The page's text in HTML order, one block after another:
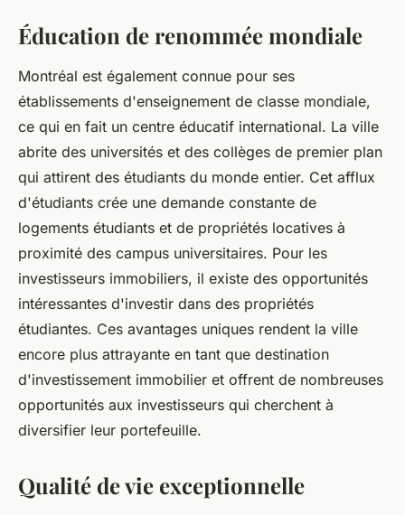
Éducation de renommée mondiale
Montréal est également connue pour ses
établissements d'enseignement de classe mondiale,
ce qui en fait un centre éducatif international. La ville
abrite des universités et des collèges de premier plan
qui attirent des étudiants du monde entier. Cet afflux
d'étudiants crée une demande constante de
logements étudiants et de propriétés locatives à
proximité des campus universitaires. Pour les
investisseurs immobiliers, il existe des opportunités
intéressantes d'investir dans des propriétés
étudiantes. Ces avantages uniques rendent la ville
encore plus attrayante en tant que destination
d'investissement immobilier et offrent de nombreuses
opportunités aux investisseurs qui cherchent à
diversifier leur portefeuille.
Qualité de vie exceptionnelle